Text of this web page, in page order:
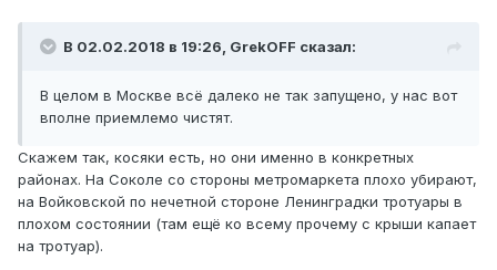
В 02.02.2018 в 19:26, GrekOFF сказал:
В целом в Москве всё далеко не так запущено, у нас вот
вполне приемлемо чистят.
Скажем так, косяки есть, но они именно в конкретных
районах. На Соколе со стороны метромаркета плохо убирают,
на Войковской по нечетной стороне Ленинградки тротуары в
плохом состоянии (там ещё ко всему прочему с крыши капает
на тротуар).